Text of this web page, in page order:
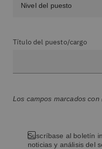
Título del puesto/cargo
Los campos marcados
Suscríbase al boletín
noticias y análisis del